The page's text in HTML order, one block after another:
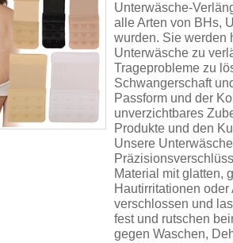
Unterwäsche-
alle Arten von BHs,
wurden. Sie werden
Unterwäsche zu
Trageprobleme zu
Schwangerschaft
Passform und der
unverzichtbares
Produkte und den
Unsere
Material mit glatten,
Hautirritationen
verschlossen und
fest und rutschen
gegen Waschen,